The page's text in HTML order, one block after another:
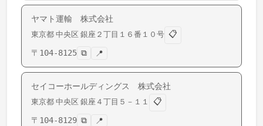
ヤマト運輸 株式会社
東京都 中央区 銀座 ２丁目１６番１０号 📋
〒 104-8125 ⧉ 📍
セイコーホールディングス 株式会社
東京都 中央区 銀座 ４丁目５－１１
📋
〒 104-8129 ⧉ 📍